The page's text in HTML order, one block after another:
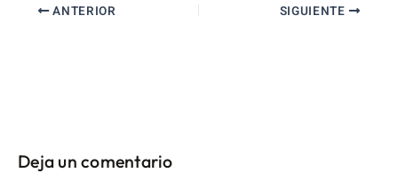
ANTERIOR SIGUIENTE
Deja un comentario